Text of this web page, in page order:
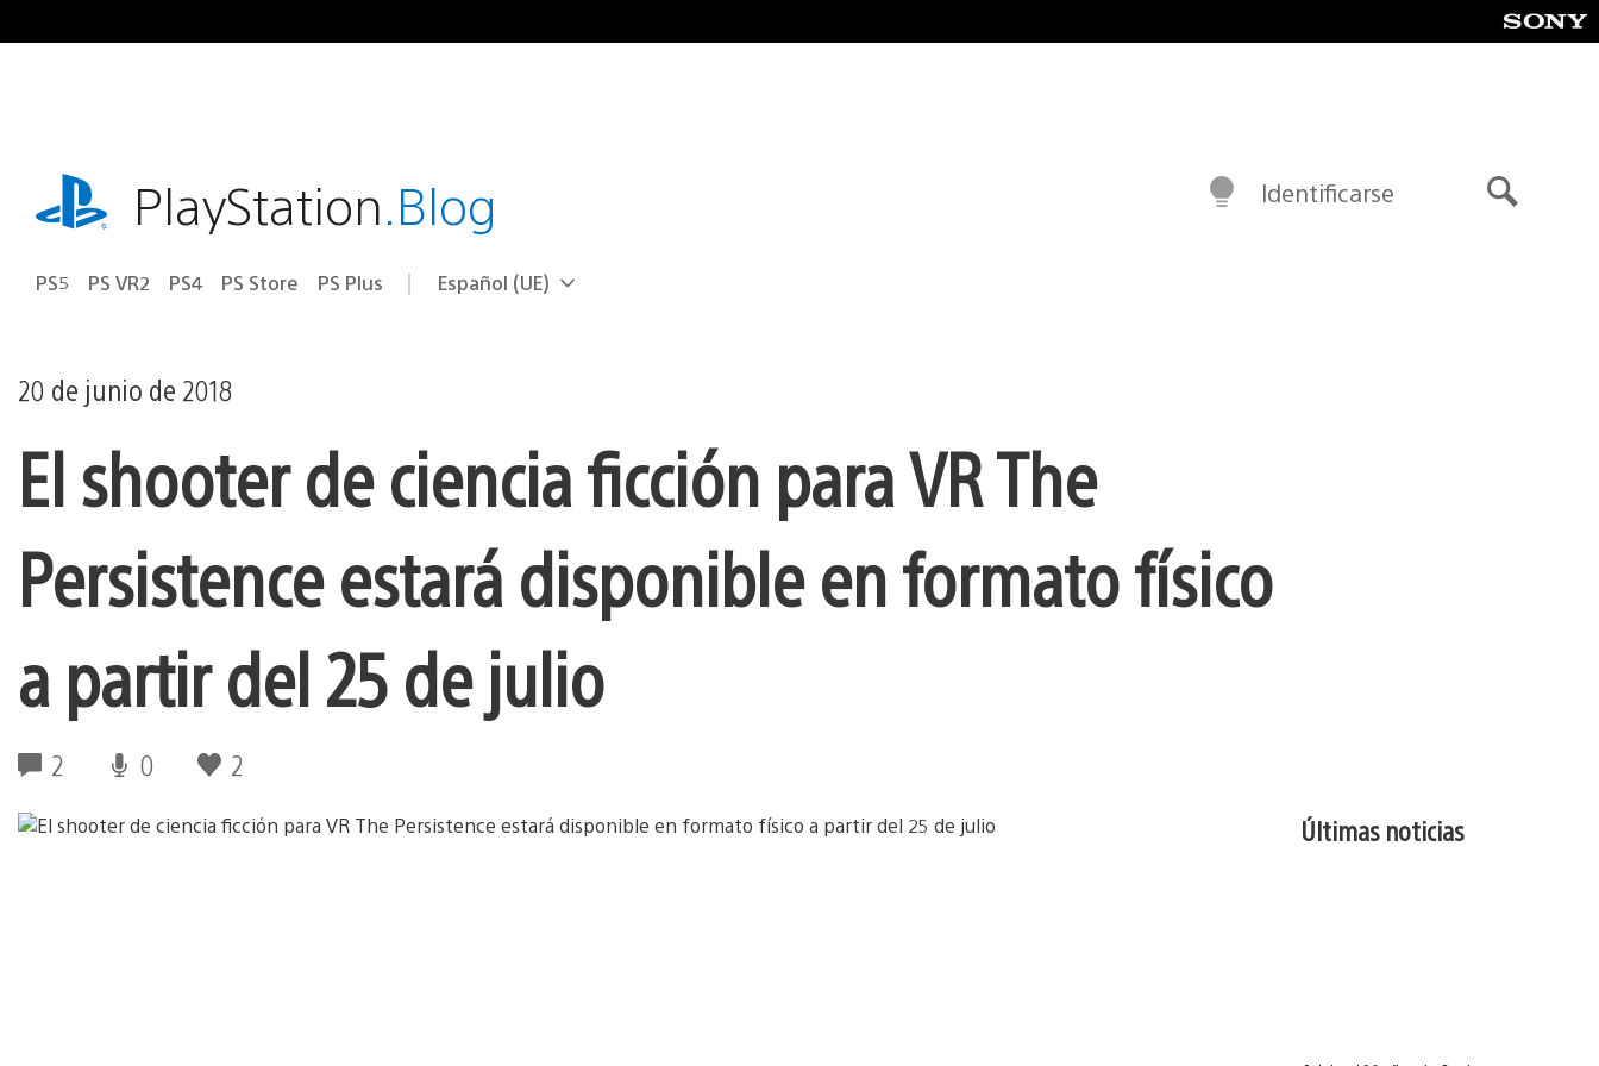
al
playstation.comPlayStation.Blog
PS5 PS VR2 PS4 PS Store PS Plus Selecciona
Región
Español (UE)
Identificarse
20 de junio de 2018
El shooter de ciencia ficción para VR The
Persistence estará disponible en formato físico
a partir del 25 de julio
2 0 2
Últimas noticias